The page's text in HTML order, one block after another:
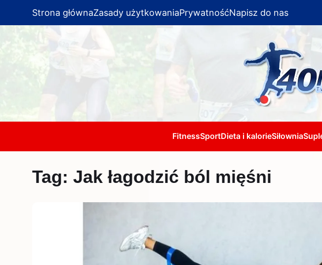
Strona głównaZasady użytkowaniaPrywatnośćNapisz do nas
FitnessSportDieta i kalorieSiłownia
Tag: Jak łagodzić ból mięśni